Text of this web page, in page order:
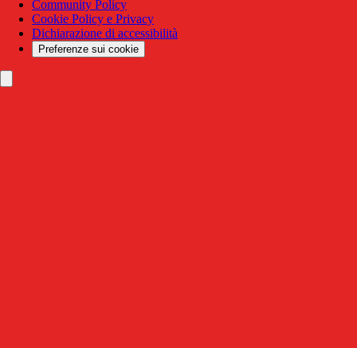
Community Policy
Cookie Policy e Privacy
Dichiarazione di accessibilità
Preferenze sui cookie